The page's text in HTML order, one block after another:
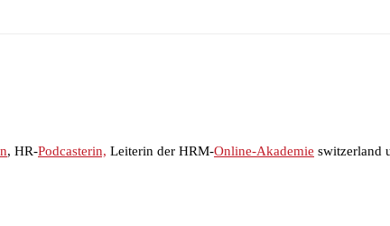
, HR-Podcasterin, Leiterin der HRM-Online-Akademie switzerland